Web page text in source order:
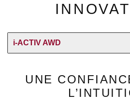
i-ACTIV AWD
UNE